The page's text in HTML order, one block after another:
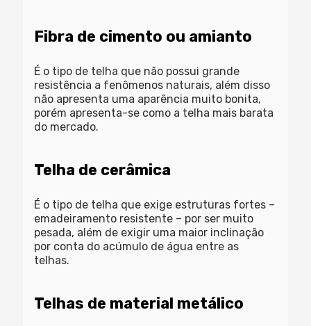
Fibra de cimento ou amianto
É o tipo de telha que não possui grande
resistência a fenômenos naturais, além disso
não apresenta uma aparência muito bonita,
porém apresenta-se como a telha mais barata
do mercado.
Telha de cerâmica
É o tipo de telha que exige estruturas fortes –
emadeiramento resistente – por ser muito
pesada, além de exigir uma maior inclinação
por conta do acúmulo de água entre as
telhas.
Telhas de material metálico